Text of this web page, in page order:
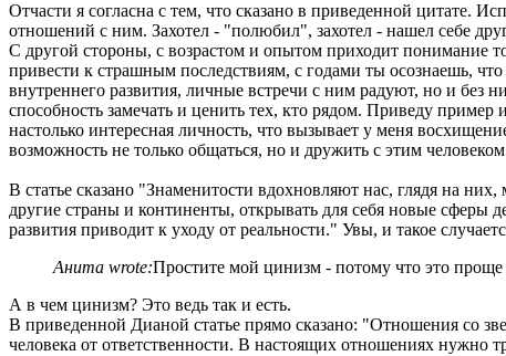
Отчасти я согласна с тем, что сказано в приведенной цитате.
отношений с ним. Захотел - "полюбил", захотел - нашел себе
С другой стороны, с возрастом и опытом приходит понимание
привести к страшным последствиям, с годами ты осознаешь,
внутреннего развития, личные встречи с ним радуют, но и без
способность замечать и ценить тех, кто рядом. Приведу
настолько интересная личность, что вызывает у меня
возможность не только общаться, но и дружить с этим
В статье сказано "Знаменитости вдохновляют нас, глядя на
другие страны и континенты, открывать для себя новые сферы
развития приводит к уходу от реальности." Увы, и такое
Анита wrote:Простите мой цинизм - потому что это проще
А в чем цинизм? Это ведь так и есть.
В приведенной Дианой статье прямо сказано: "Отношения со
человека от ответственности. В настоящих отношениях нужно